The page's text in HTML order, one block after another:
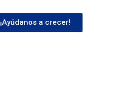
¡Ayúdanos a crecer!